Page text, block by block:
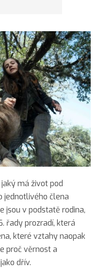
má život pod
jednotlivého člena
jsou v podstatě rodina,
řady prozradí, která
které vztahy naopak
proč věrnost a
dřív.